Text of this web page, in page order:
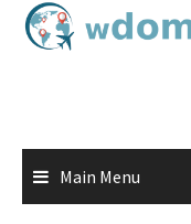
Skip
Main Menu